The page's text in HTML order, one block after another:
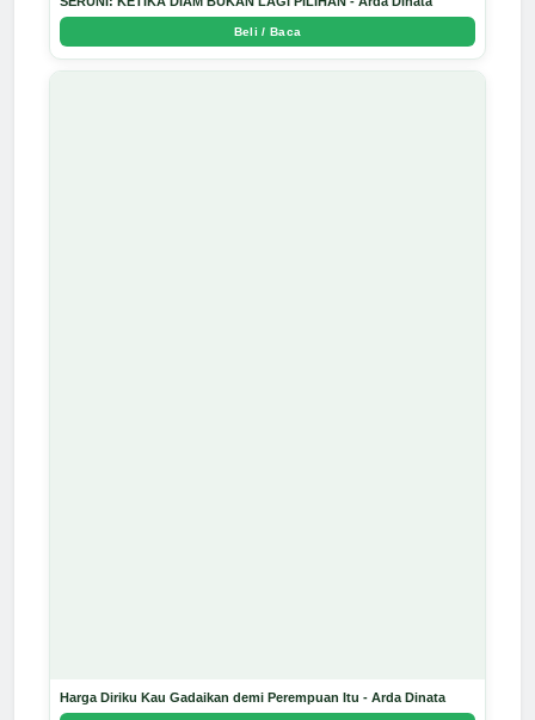
Beli / Baca
Harga Diriku Kau Gadaikan demi Perempuan Itu - Arda Dinata